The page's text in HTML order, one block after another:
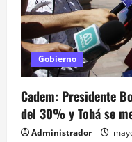
que
no
tenían
giro
Gobierno
Cadem: Presidente
del 30% y Tohá se
Administrador